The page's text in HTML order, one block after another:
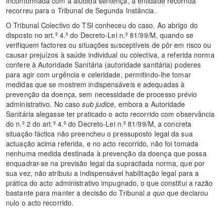
recorreu para o Tribunal de Segunda Instância.
O Tribunal Colectivo do TSI conheceu do caso. Ao abrigo do
disposto no art.º 4.º do Decreto-Lei n.º 81/99/M, quando se
verifiquem factores ou situações susceptíveis de pôr em risco ou
causar prejuízos à saúde individual ou colectiva, a referida norma
confere à Autoridade Sanitária (autoridade sanitária) poderes
para agir com urgência e celeridade, permitindo-lhe tomar
medidas que se mostrem indispensáveis e adequadas à
prevenção da doença, sem necessidade de processo prévio
administrativo. No casosub judice, embora a Autoridade
Sanitária alegasse ter praticado o acto recorrido com observância
do n.º 2 do art.º 4.º do Decreto-Lei n.º 81/99/M, a concreta
situação fáctica não preencheu o pressuposto legal da sua
actuação acima referida, e no acto recorrido, não foi tomada
nenhuma medida destinada à prevenção da doença que possa
enquadrar-se na previsão legal da supracitada norma, que por
sua vez, não atribuiu a indispensável habilitação legal para a
prática do acto administrativo impugnado, o que constitui a razão
bastante para manter a decisão do Tribunala quo que declarou
nulo o acto recorrido.